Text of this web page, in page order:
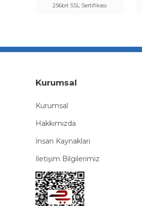
256bit SSL Sertifikası
Kurumsal
Kurumsal
Hakkımızda
İnsan Kaynakları
İletişim Bilgilerimiz